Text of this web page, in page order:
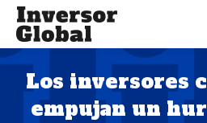
Los inversores
empujan un